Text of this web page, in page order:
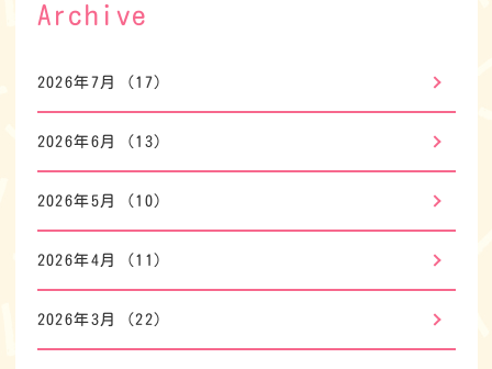
Archive
2026年7月 (17)
2026年6月 (13)
2026年5月 (10)
2026年4月 (11)
2026年3月 (22)